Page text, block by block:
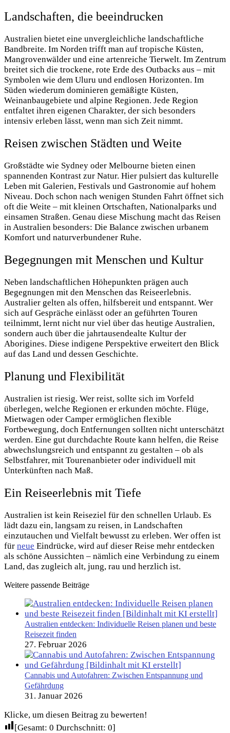
Landschaften, die beeindrucken
Australien bietet eine unvergleichliche landschaftliche
Bandbreite. Im Norden trifft man auf tropische Küsten,
Mangrovenwälder und eine artenreiche Tierwelt. Im Zentrum
breitet sich die trockene, rote Erde des Outbacks aus – mit
Symbolen wie dem Uluru und endlosen Horizonten. Im
Süden wiederum dominieren gemäßigte Küsten,
Weinanbaugebiete und alpine Regionen. Jede Region
entfaltet ihren eigenen Charakter, der sich besonders
intensiv erleben lässt, wenn man sich Zeit nimmt.
Reisen zwischen Städten und Weite
Großstädte wie Sydney oder Melbourne bieten einen
spannenden Kontrast zur Natur. Hier pulsiert das kulturelle
Leben mit Galerien, Festivals und Gastronomie auf hohem
Niveau. Doch schon nach wenigen Stunden Fahrt öffnet sich
oft die Weite – mit kleinen Ortschaften, Nationalparks und
einsamen Straßen. Genau diese Mischung macht das Reisen
in Australien besonders: Die Balance zwischen urbanem
Komfort und naturverbundener Ruhe.
Begegnungen mit Menschen und Kultur
Neben landschaftlichen Höhepunkten prägen auch
Begegnungen mit den Menschen das Reiseerlebnis.
Australier gelten als offen, hilfsbereit und entspannt. Wer
sich auf Gespräche einlässt oder an geführten Touren
teilnimmt, lernt nicht nur viel über das heutige Australien,
sondern auch über die jahrtausendealte Kultur der
Aborigines. Diese indigene Perspektive erweitert den Blick
auf das Land und dessen Geschichte.
Planung und Flexibilität
Australien ist riesig. Wer reist, sollte sich im Vorfeld
überlegen, welche Regionen er erkunden möchte. Flüge,
Mietwagen oder Camper ermöglichen flexible
Fortbewegung, doch Entfernungen sollten nicht unterschätzt
werden. Eine gut durchdachte Route kann helfen, die Reise
abwechslungsreich und entspannt zu gestalten – ob als
Selbstfahrer, mit Tourenanbieter oder individuell mit
Unterkünften nach Maß.
Ein Reiseerlebnis mit Tiefe
Australien ist kein Reiseziel für den schnellen Urlaub. Es
lädt dazu ein, langsam zu reisen, in Landschaften
einzutauchen und Vielfalt bewusst zu erleben. Wer offen ist
für neue Eindrücke, wird auf dieser Reise mehr entdecken
als schöne Aussichten – nämlich eine Verbindung zu einem
Land, das zugleich alt, jung, rau und herzlich ist.
Weitere passende Beiträge
Australien entdecken: Individuelle Reisen planen und beste
Reisezeit finden
27. Februar 2026
Cannabis und Autofahren: Zwischen Entspannung und
Gefährdung
31. Januar 2026
Klicke, um diesen Beitrag zu bewerten!
[Gesamt: 0 Durchschnitt: 0]